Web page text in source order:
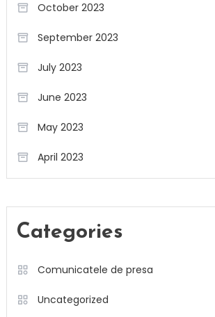
October 2023
September 2023
July 2023
June 2023
May 2023
April 2023
Categories
Comunicatele de presa
Uncategorized